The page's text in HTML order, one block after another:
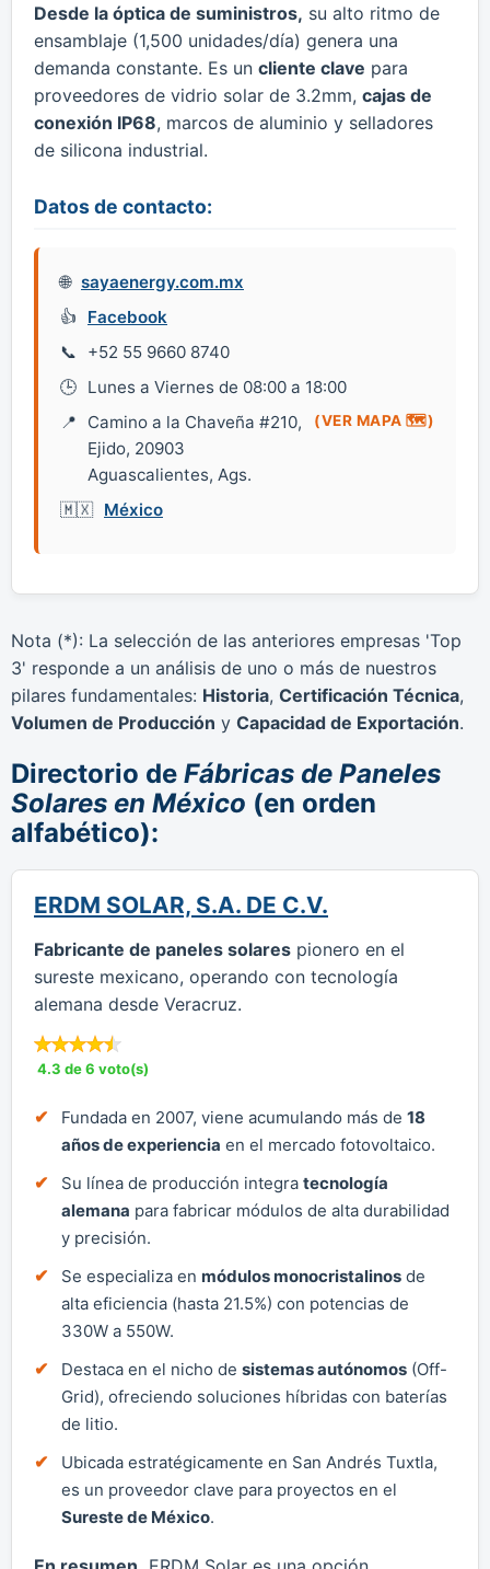
Desde la óptica de suministros, su alto ritmo de
ensamblaje (1,500 unidades/día) genera una
demanda constante. Es un cliente clave para
proveedores de vidrio solar de 3.2mm, cajas de
conexión IP68, marcos de aluminio y selladores
de silicona industrial.
Datos de contacto:
sayaenergy.com.mx
Facebook
+52 55 9660 8740
Lunes a Viernes de 08:00 a 18:00
Camino a la Chaveña #210,
Ejido, 20903
Aguascalientes, Ags.
(VER MAPA 🗺️)
México
Nota (*): La selección de las anteriores empresas 'Top
3' responde a un análisis de uno o más de nuestros
pilares fundamentales: Historia, Certificación Técnica,
Volumen de Producción y Capacidad de Exportación.
Directorio de Fábricas de Paneles
Solares en México (en orden
alfabético):
ERDM SOLAR, S.A. DE C.V.
Fabricante de paneles solares pionero en el
sureste mexicano, operando con tecnología
alemana desde Veracruz.
4.3 de 6 voto(s)
Fundada en 2007, viene acumulando más de 18
años de experiencia en el mercado fotovoltaico.
Su línea de producción integra tecnología
alemana para fabricar módulos de alta durabilidad
y precisión.
Se especializa en módulos monocristalinos de
alta eficiencia (hasta 21.5%) con potencias de
330W a 550W.
Destaca en el nicho de sistemas autónomos (Off-
Grid), ofreciendo soluciones híbridas con baterías
de litio.
Ubicada estratégicamente en San Andrés Tuxtla,
es un proveedor clave para proyectos en el
Sureste de México.